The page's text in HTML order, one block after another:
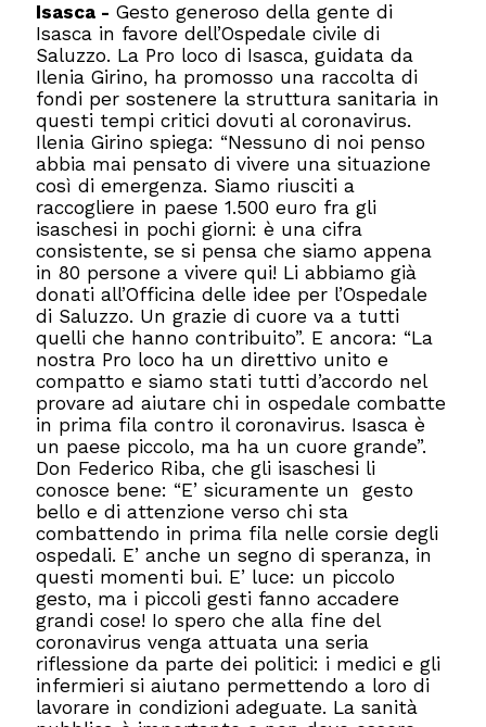
Isasca - Gesto generoso della gente di
Isasca in favore dell’Ospedale civile di
Saluzzo. La Pro loco di Isasca, guidata da
Ilenia Girino, ha promosso una raccolta di
fondi per sostenere la struttura sanitaria in
questi tempi critici dovuti al coronavirus.
Ilenia Girino spiega: “Nessuno di noi penso
abbia mai pensato di vivere una situazione
così di emergenza. Siamo riusciti a
raccogliere in paese 1.500 euro fra gli
isaschesi in pochi giorni: è una cifra
consistente, se si pensa che siamo appena
in 80 persone a vivere qui! Li abbiamo già
donati all’Officina delle idee per l’Ospedale
di Saluzzo. Un grazie di cuore va a tutti
quelli che hanno contribuito”. E ancora: “La
nostra Pro loco ha un direttivo unito e
compatto e siamo stati tutti d’accordo nel
provare ad aiutare chi in ospedale combatte
in prima fila contro il coronavirus. Isasca è
un paese piccolo, ma ha un cuore grande”.
Don Federico Riba, che gli isaschesi li
conosce bene: “E’ sicuramente un gesto
bello e di attenzione verso chi sta
combattendo in prima fila nelle corsie degli
ospedali. E’ anche un segno di speranza, in
questi momenti bui. E’ luce: un piccolo
gesto, ma i piccoli gesti fanno accadere
grandi cose! Io spero che alla fine del
coronavirus venga attuata una seria
riflessione da parte dei politici: i medici e gli
infermieri si aiutano permettendo a loro di
lavorare in condizioni adeguate. La sanità